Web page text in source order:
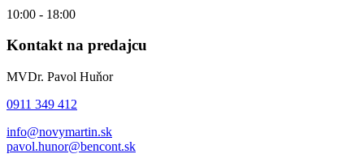
10:00 - 18:00
Kontakt na predajcu
MVDr. Pavol Huňor
0911 349 412
info@novymartin.sk
pavol.hunor@bencont.sk